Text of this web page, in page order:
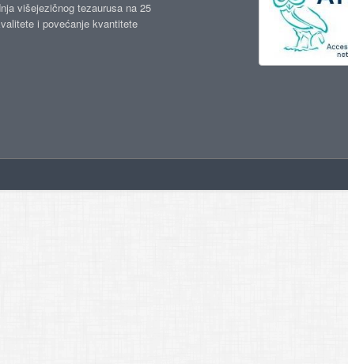
višejezičnog tezaurusa na 25
i povećanje kvantitete